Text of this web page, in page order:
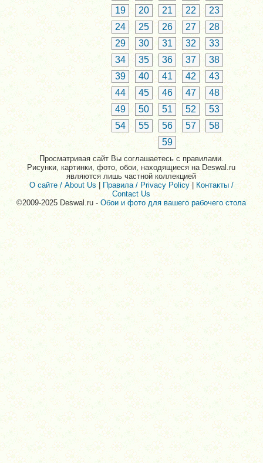
19
20 21 22
23
24
25 26 27
28
29
30 31 32
33
34
35 36 37
38
39
40 41 42
43
44
45 46 47
48
49
50 51 52
53
54
55 56 57
58
59
Просматривая сайт Вы соглашаетесь с правилами.
Рисунки, картинки, фото, обои, находящиеся на Deswal.ru
являются лишь частной коллекцией
О сайте / About Us
Правила / Privacy Policy| Контакты /
Contact Us
©2009-2025 Deswal.ru -Обои и фото для вашего рабочего стола